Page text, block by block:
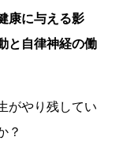
康に与える影
と自律神経の働
やり残してい
？